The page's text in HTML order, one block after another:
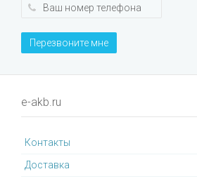
Перезвоните мне
e-akb.ru
Контакты
Доставка